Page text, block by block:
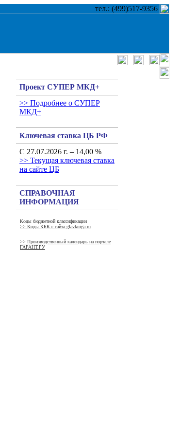
тел.: (499)517-9356
Проект СУПЕР МКД+
>> Подробнее о СУПЕР
МКД+
Ключевая ставка ЦБ РФ
С 27.07.2026 г. – 14,00 %
>> Текущая ключевая ставка
на сайте ЦБ
СПРАВОЧНАЯ
ИНФОРМАЦИЯ
Коды бюджетной классификации
>> Коды КБК с сайта glavkniga.ru
>> Производственный календарь на портале
ГАРАНТ.РУ